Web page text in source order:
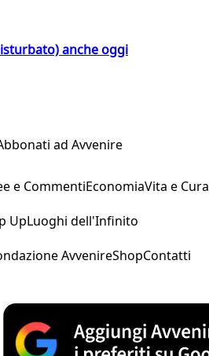
anche oggi
ad Avvenire
e CommentiEconomiaVita e Cura
UpLuoghi dell'Infinito
AvvenireShopContatti